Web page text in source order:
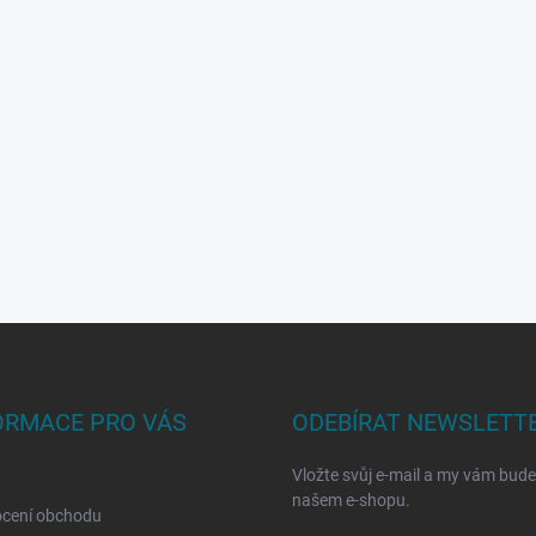
PRO VÁS
obchodu
ODEBÍRAT
Vložte svůj e-mail a my vám
našem e-shopu.